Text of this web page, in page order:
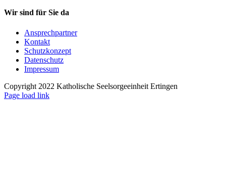
Wir sind für Sie da
Ansprechpartner
Kontakt
Schutzkonzept
Datenschutz
Impressum
Copyright 2022 Katholische Seelsorgeeinheit Ertingen
Page load link